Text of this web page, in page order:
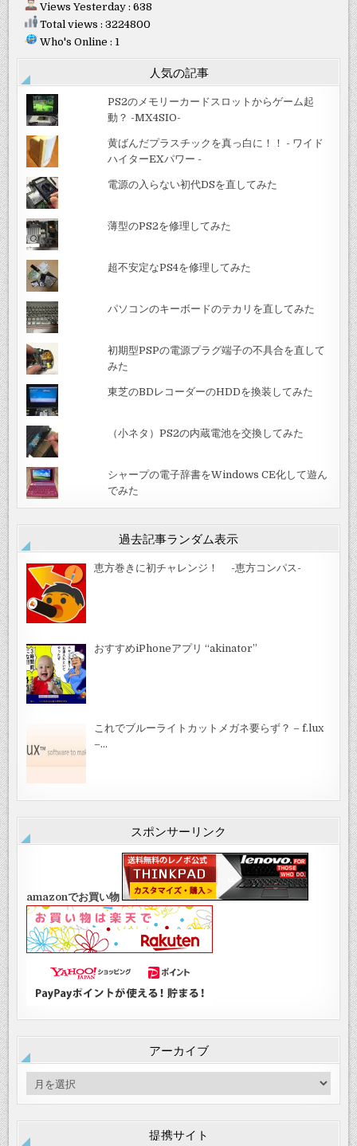
Views Yesterday : 638
Total views : 3224800
Who's Online : 1
人気の記事
PS2のメモリーカードスロットからゲーム起
動？ -MX4SIO-
黄ばんだプラスチックを真っ白に！！ - ワイド
ハイターEXパワー -
電源の入らない初代DSを直してみた
薄型のPS2を修理してみた
超不安定なPS4を修理してみた
パソコンのキーボードのテカリを直してみた
初期型PSPの電源プラグ端子の不具合を直して
みた
東芝のBDレコーダーのHDDを換装してみた
（小ネタ）PS2の内蔵電池を交換してみた
シャープの電子辞書をWindows CE化して遊ん
でみた
過去記事ランダム表示
恵方巻きに初チャレンジ！ -恵方コンパス-
おすすめiPhoneアプリ “akinator”
これでブルーライトカットメガネ要らず？ – f.lux
–…
スポンサーリンク
amazonでお買い物
アーカイブ
ー
ブ
提携サイト